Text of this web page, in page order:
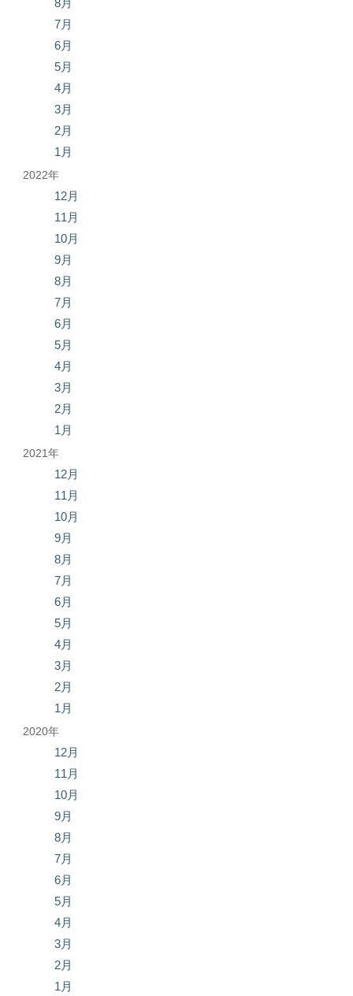
8月
7月
6月
5月
4月
3月
2月
1月
2022年
12月
11月
10月
9月
8月
7月
6月
5月
4月
3月
2月
1月
2021年
12月
11月
10月
9月
8月
7月
6月
5月
4月
3月
2月
1月
2020年
12月
11月
10月
9月
8月
7月
6月
5月
4月
3月
2月
1月